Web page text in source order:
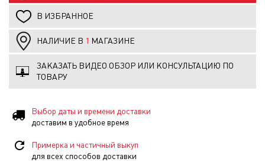
В ИЗБРАННОЕ
НАЛИЧИЕ В 1 МАГАЗИНЕ
ЗАКАЗАТЬ ВИДЕО ОБЗОР ИЛИ КОНСУЛЬТАЦИЮ ПО
ТОВАРУ
Выбор даты и времени доставки
доставим в удобное время
Примерка и частичный выкуп
для всех способов доставки